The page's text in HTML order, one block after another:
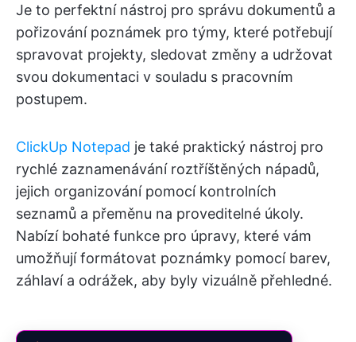
Je to perfektní nástroj pro správu dokumentů a
pořizování poznámek pro týmy, které potřebují
spravovat projekty, sledovat změny a udržovat
svou dokumentaci v souladu s pracovním
postupem.
ClickUp Notepad je také praktický nástroj pro
rychlé zaznamenávání roztříštěných nápadů,
jejich organizování pomocí kontrolních
seznamů a přeměnu na proveditelné úkoly.
Nabízí bohaté funkce pro úpravy, které vám
umožňují formátovat poznámky pomocí barev,
záhlaví a odrážek, aby byly vizuálně přehledné.